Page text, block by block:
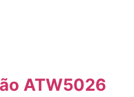
ATW5026